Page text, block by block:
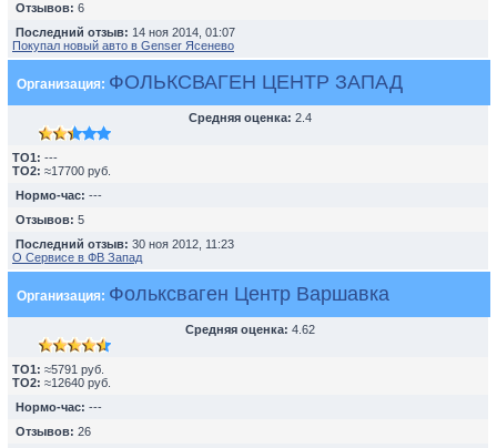
Отзывов: 6
Последний отзыв: 14 ноя 2014, 01:07
Покупал новый авто в Genser Ясенево
Организация: ФОЛЬКСВАГЕН ЦЕНТР ЗАПАД
Средняя оценка: 2.4
TO1: ---
TO2: ≈17700 руб.
Нормо-час: ---
Отзывов: 5
Последний отзыв: 30 ноя 2012, 11:23
О Сервисе в ФВ Запад
Организация: Фольксваген Центр Варшавка
Средняя оценка: 4.62
TO1: ≈5791 руб.
TO2: ≈12640 руб.
Нормо-час: ---
Отзывов: 26